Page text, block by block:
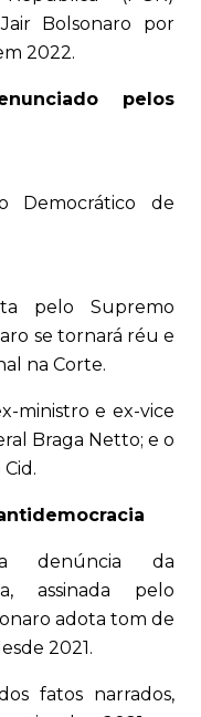
Bolsonaro por
2022.
pelos
Democrático de
pelo Supremo
se tornará réu e
na Corte.
ministro e ex-vice
Braga Netto; e o
denúncia da
assinada pelo
adota tom de
2021.
fatos narrados,